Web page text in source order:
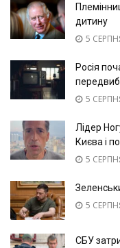
дитину
5
Росія
5
Лідер
Києва і
5
5
СБУ